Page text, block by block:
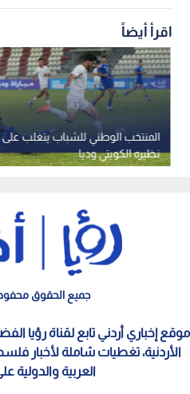
اقرأ أيضاً
المنتخب الوطني للشباب يتغلب على
نظيره الكويتي وديا
جميع الحقوق محفوظة
موقع إخباري أردني تابع لقناة رؤيا
الأردنية، تغطيات شاملة لأخبار
العربية والدولية